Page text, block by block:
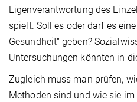
Eigenverantwortung des
spielt. Soll es oder darf es
Gesundheit“ geben?
Untersuchungen könnten in
Zugleich muss man prüfen,
Methoden sind und wie sie